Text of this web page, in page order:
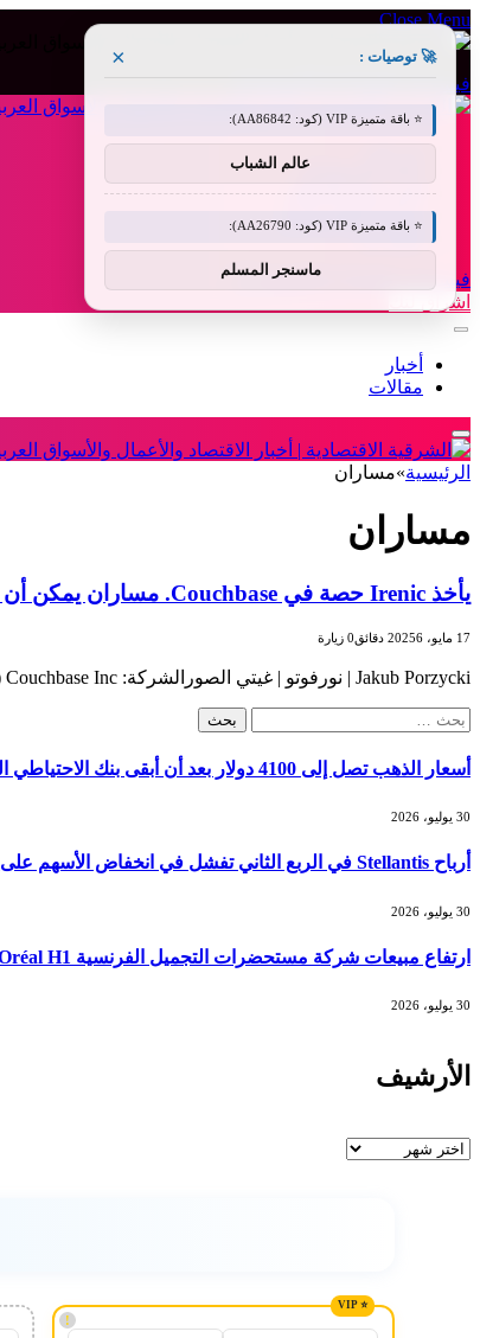
Close Menu
فيسبوك X (Twitter) الانستغرام
من نحن
إخلاء المسؤولية
الشروط والأحكام
سياسة الخصوصية
اتصل بنا
فيسبوك X (Twitter) الانستغرام
اشراق لنك
أخبار
مقالات
الرئيسية»مساران
مساران
يأخذ Irenic حصة في Couchbase. مساران يمكن أن تأخذهما الشركة لإنشاء قيمة
17 مايو، 2025 6 دقائق 0 زيارة
Jakub Porzycki | نورفوتو | غيتي الصورالشركة: Couchbase Inc (قاعدة)عمل: Couchbase يوفر منصة قاعدة بيانات سحابة للتطبيقات الحديثة. تم تصميم…
البحث
أسعار الذهب تصل إلى 4100 دولار بعد أن أبقى بنك الاحتياطي الفيدرالي أسعار الفائدة ثابتة
30 يوليو، 2026
أرباح Stellantis في الربع الثاني تفشل في انخفاض الأسهم على الرغم من نمو الإيرادات
30 يوليو، 2026
ارتفاع مبيعات شركة مستحضرات التجميل الفرنسية L’Oréal H1 بنسبة 6.8%
30 يوليو، 2026
الأرشيف
الأرشيف
!
🚀 توصيات : ×
⭐ باقة متميزة VIP (كود: AA86842):
عالم الشباب
⭐ باقة متميزة VIP (كود: AA26790):
ماسنجر المسلم